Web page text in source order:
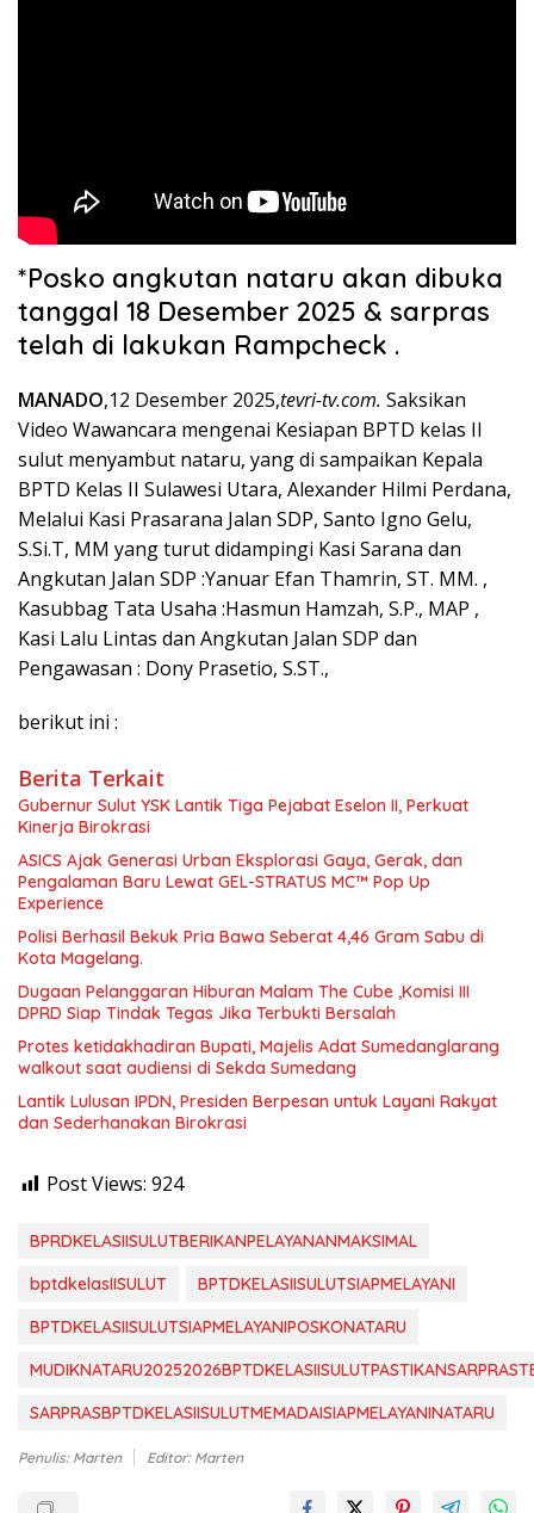
*Posko angkutan nataru akan dibuka
tanggal 18 Desember 2025 & sarpras
telah di lakukan Rampcheck .
MANADO,12 Desember 2025,tevri-tv.com. Saksikan
Video Wawancara mengenai Kesiapan BPTD kelas II
sulut menyambut nataru, yang di sampaikan Kepala
BPTD Kelas II Sulawesi Utara, Alexander Hilmi Perdana,
Melalui Kasi Prasarana Jalan SDP, Santo Igno Gelu,
S.Si.T, MM yang turut didampingi Kasi Sarana dan
Angkutan Jalan SDP :Yanuar Efan Thamrin, ST. MM. ,
Kasubbag Tata Usaha :Hasmun Hamzah, S.P., MAP ,
Kasi Lalu Lintas dan Angkutan Jalan SDP dan
Pengawasan : Dony Prasetio, S.ST.,
berikut ini :
Berita Terkait
Gubernur Sulut YSK Lantik Tiga Pejabat Eselon II, Perkuat
Kinerja Birokrasi
ASICS Ajak Generasi Urban Eksplorasi Gaya, Gerak, dan
Pengalaman Baru Lewat GEL-STRATUS MC™ Pop Up
Experience
Polisi Berhasil Bekuk Pria Bawa Seberat 4,46 Gram Sabu di
Kota Magelang.
Dugaan Pelanggaran Hiburan Malam The Cube ,Komisi III
DPRD Siap Tindak Tegas Jika Terbukti Bersalah
Protes ketidakhadiran Bupati, Majelis Adat Sumedanglarang
walkout saat audiensi di Sekda Sumedang
Lantik Lulusan IPDN, Presiden Berpesan untuk Layani Rakyat
dan Sederhanakan Birokrasi
Post Views: 924
BPRDKELASIISULUTBERIKANPELAYANANMAKSIMAL
bptdkelasIISULUT
BPTDKELASIISULUTSIAPMELAYANI
BPTDKELASIISULUTSIAPMELAYANIPOSKONATARU
SARPRASBPTDKELASIISULUTMEMADAISIAPMELAYANINATARU
Penulis: Marten Editor: Marten